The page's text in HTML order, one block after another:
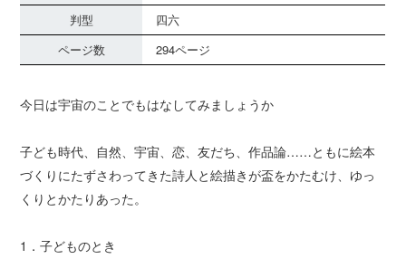
判型
四六
ページ数
294ページ
今日は宇宙のことでもはなしてみましょうか
子ども時代、自然、宇宙、恋、友だち、作品論……ともに絵本
づくりにたずさわってきた詩人と絵描きが盃をかたむけ、ゆっ
くりとかたりあった。
1．子どものとき